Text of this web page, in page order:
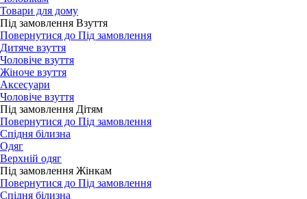
Товари для дому
Під замовлення Взуття
Повернутися до Під замовлення
Дитяче взуття
Чоловіче взуття
Жіноче взуття
Аксесуари
Чоловіче взуття
Під замовлення Дітям
Повернутися до Під замовлення
Спідня білизна
Одяг
Верхній одяг
Під замовлення Жінкам
Повернутися до Під замовлення
Спідня білизна